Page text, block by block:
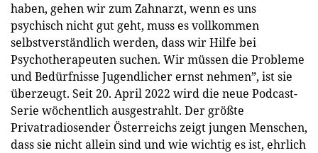
haben, gehen wir zum Zahnarzt, wenn es uns
psychisch nicht gut geht, muss es vollkommen
selbstverständlich werden, dass wir Hilfe bei
Psychotherapeuten suchen. Wir müssen die Probleme
und Bedürfnisse Jugendlicher ernst nehmen”, ist sie
überzeugt. Seit 20. April 2022 wird die neue Podcast-
Serie wöchentlich ausgestrahlt. Der größte
Privatradiosender Österreichs zeigt jungen Menschen,
dass sie nicht allein sind und wie wichtig es ist, ehrlich